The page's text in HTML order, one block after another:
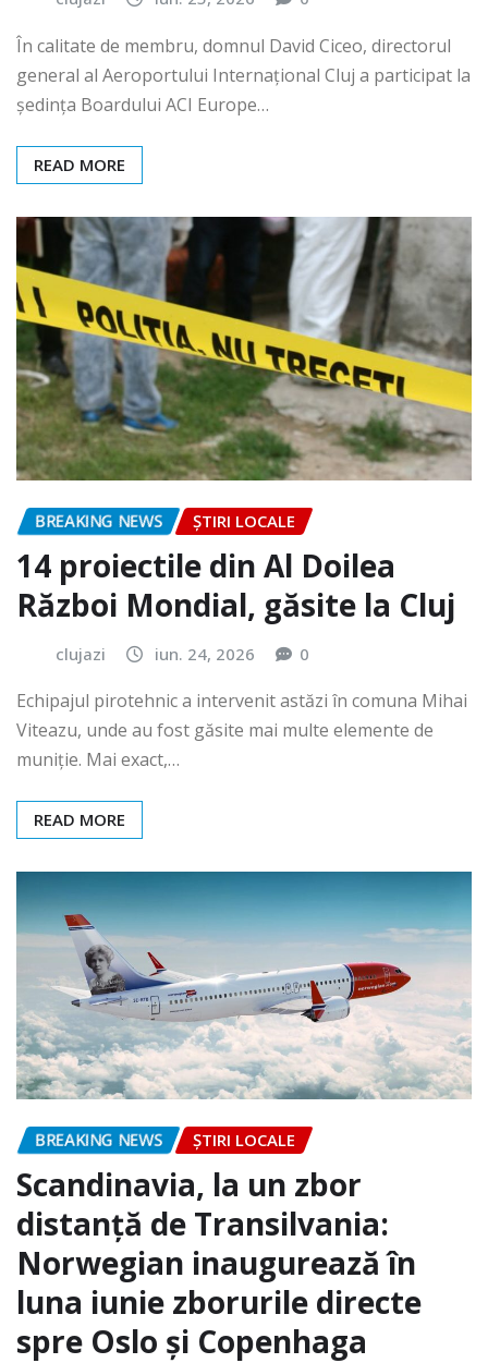
În calitate de membru, domnul David Ciceo, directorul
general al Aeroportului Internațional Cluj a participat la
ședința Boardului ACI Europe…
READ MORE
BREAKING NEWS ȘTIRI LOCALE
14 proiectile din Al Doilea
Război Mondial, găsite la Cluj
clujazi iun. 24, 2026 0
Echipajul pirotehnic a intervenit astăzi în comuna Mihai
Viteazu, unde au fost găsite mai multe elemente de
muniție. Mai exact,…
READ MORE
BREAKING NEWS ȘTIRI LOCALE
Scandinavia, la un zbor
distanță de Transilvania:
Norwegian inaugurează în
luna iunie zborurile directe
spre Oslo și Copenhaga